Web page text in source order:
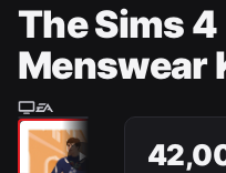
The Sims
Menswear